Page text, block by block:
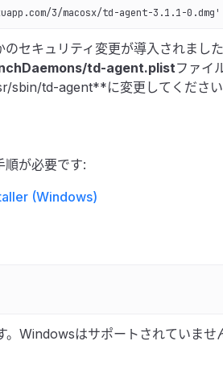
3/macosx/td-agent-3.1.1-0.dmg'
セキュリティ変更が導入されまし
td-agent.plistファイ
td-agent**に変更してください
が必要です:
(Windows)
。Windowsはサポートされていませ